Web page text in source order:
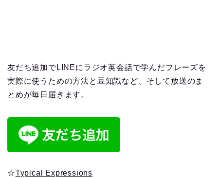
友だち追加でLINEにラジオ英会話で学んだフレーズを
実際に使うための方法と豆知識など、そして放送のま
とめが毎日届きます。
☆Typical Expressions